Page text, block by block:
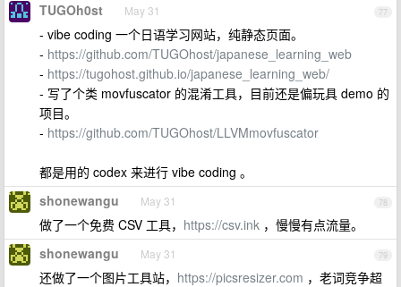
77
TUGOh0st May 31
- vibe coding 一个日语学习网站，纯静态页面。
- https://github.com/TUGOhost/japanese_learning_web
- https://tugohost.github.io/japanese_learning_web/
- 写了个类 movfuscator 的混淆工具，目前还是偏玩具 demo 的
项目。
- https://github.com/TUGOhost/LLVMmovfuscator
都是用的 codex 来进行 vibe coding 。
78
shonewangu May 31
做了一个免费 CSV 工具， https://csv.ink ，慢慢有点流量。
79
shonewangu May 31
还做了一个图片工具站， https://picsresizer.com ，老词竞争超